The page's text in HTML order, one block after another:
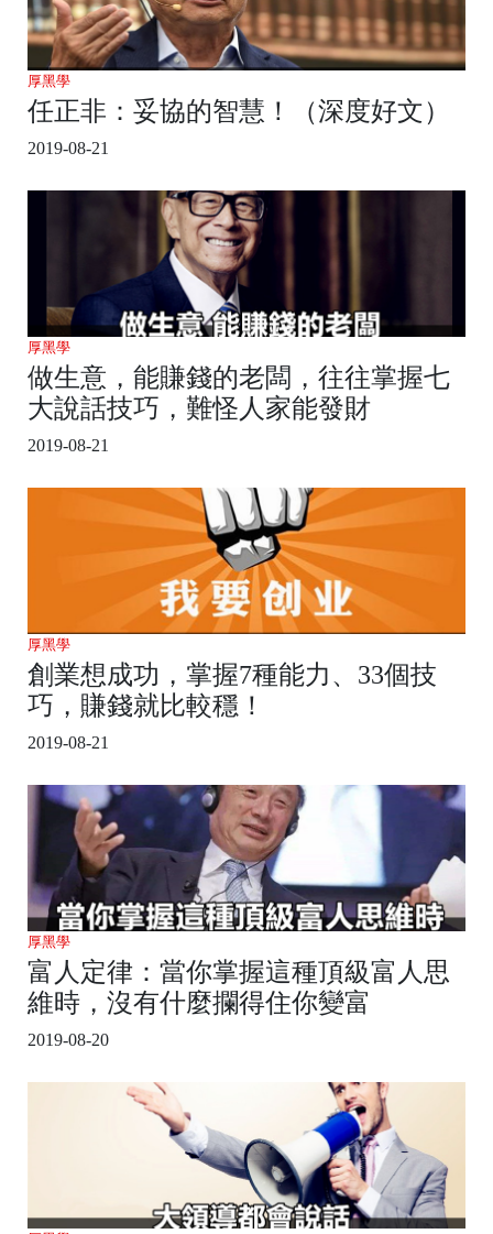
厚黑學
任正非：妥協的智慧！（深度好文）
2019-08-21
厚黑學
做生意，能賺錢的老闆，往往掌握七
大說話技巧，難怪人家能發財
2019-08-21
厚黑學
創業想成功，掌握7種能力、33個技
巧，賺錢就比較穩！
2019-08-21
厚黑學
富人定律：當你掌握這種頂級富人思
維時，沒有什麼攔得住你變富
2019-08-20